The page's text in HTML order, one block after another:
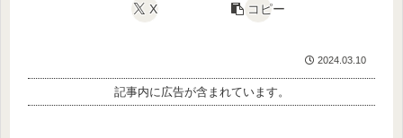
X コピー
2024.03.10
記事内に広告が含まれています。